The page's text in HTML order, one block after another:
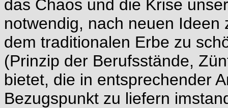
das Chaos und die Krise
notwendig, nach neuen
dem traditionalen Erbe zu
(Prinzip der Berufsstände,
bietet, die in entsprechender
Bezugspunkt zu liefern